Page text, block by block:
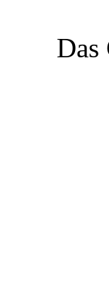
Das